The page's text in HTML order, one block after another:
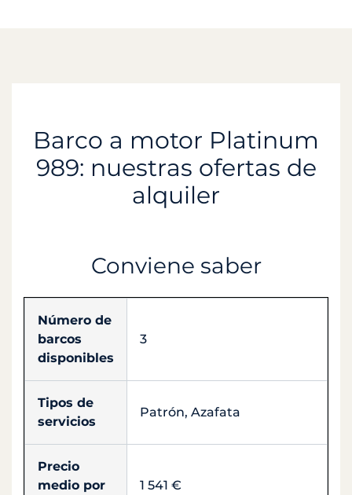
Barco a motor Platinum
989: nuestras ofertas de
alquiler
Conviene saber
Número de
barcos
disponibles
3
Tipos de
servicios
Patrón, Azafata
Precio
medio por
1 541 €